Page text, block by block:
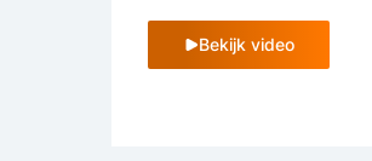
Bekijk video